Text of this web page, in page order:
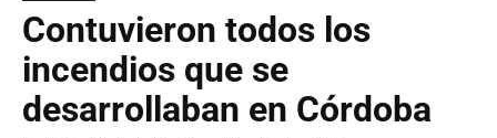
Contuvieron todos los
incendios que se
desarrollaban en Córdoba